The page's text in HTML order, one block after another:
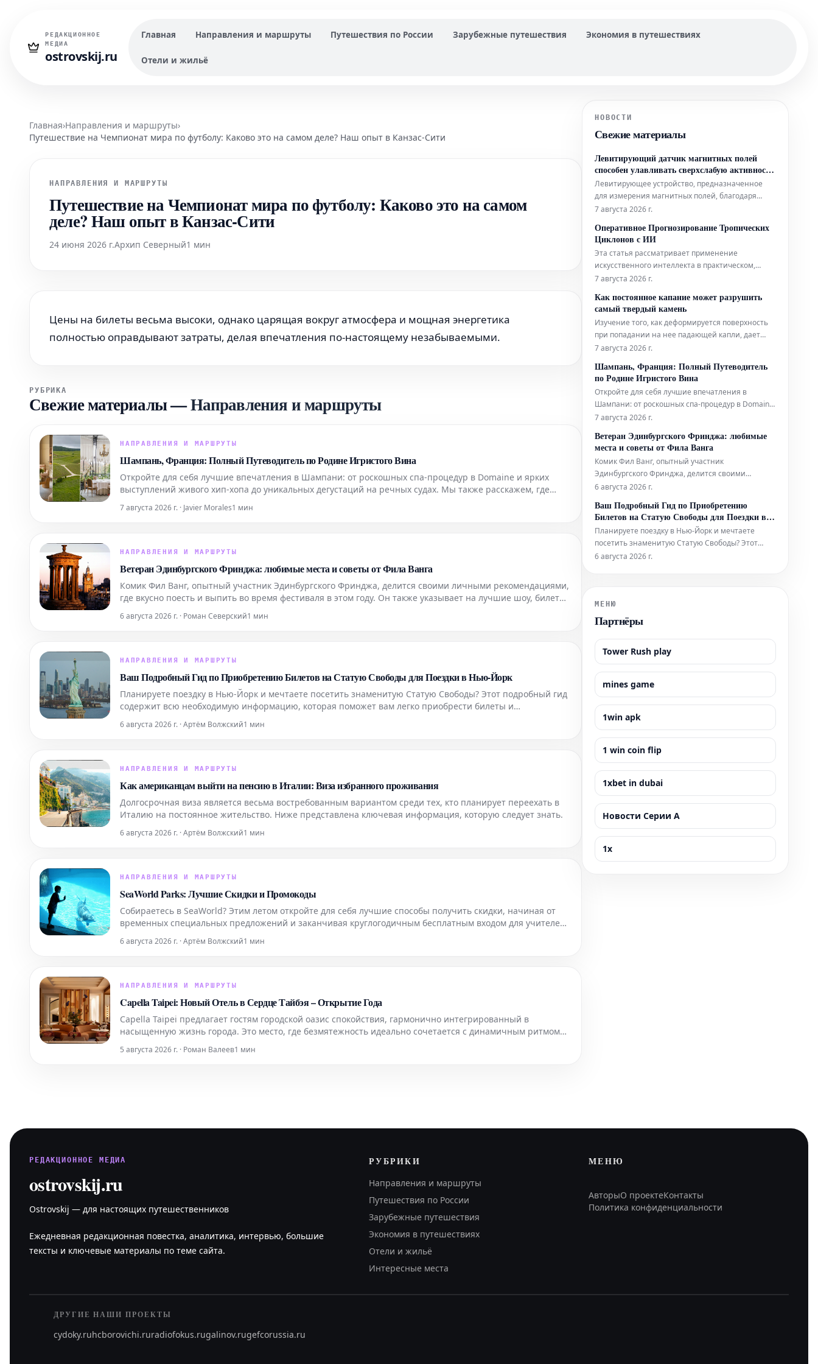
РЕДАКЦИОННОЕ
МЕДИА
ostrovskij.ru
Главная Направления и маршруты Путешествия по России Зарубежные путешествия Экономия в путешествиях
Отели и жильё
Главная›Направления и маршруты›
Путешествие на Чемпионат мира по футболу: Каково это на самом деле? Наш опыт в Канзас-Сити
НАПРАВЛЕНИЯ И МАРШРУТЫ
Путешествие на Чемпионат мира по футболу: Каково это на самом
деле? Наш опыт в Канзас-Сити
24 июня 2026 г.Архип Северный1 мин
Цены на билеты весьма высоки, однако царящая вокруг атмосфера и мощная энергетика
полностью оправдывают затраты, делая впечатления по-настоящему незабываемыми.
РУБРИКА
Свежие материалы—Направления и маршруты
НАПРАВЛЕНИЯ И МАРШРУТЫ
Шампань, Франция: Полный Путеводитель по Родине Игристого Вина
Откройте для себя лучшие впечатления в Шампани: от роскошных спа-процедур в Domaine и ярких
выступлений живого хип-хопа до уникальных дегустаций на речных судах. Мы также расскажем, где
7 августа 2026 г. · Javier Morales1 мин
НАПРАВЛЕНИЯ И МАРШРУТЫ
Ветеран Эдинбургского Фринджа: любимые места и советы от Фила Ванга
Комик Фил Ванг, опытный участник Эдинбургского Фринджа, делится своими личными рекомендациями,
где вкусно поесть и выпить во время фестиваля в этом году. Он также указывает на лучшие шоу, билеты
6 августа 2026 г. · Роман Северский1 мин
НАПРАВЛЕНИЯ И МАРШРУТЫ
Ваш Подробный Гид по Приобретению Билетов на Статую Свободы для Поездки в Нью-Йорк
Планируете поездку в Нью-Йорк и мечтаете посетить знаменитую Статую Свободы? Этот подробный гид
содержит всю необходимую информацию, которая поможет вам легко приобрести билеты и
Узнайте, как забронир
6 августа 2026 г. · Артём Волжский1 мин
НАПРАВЛЕНИЯ И МАРШРУТЫ
Как американцам выйти на пенсию в Италии: Виза избранного проживания
Долгосрочная виза является весьма востребованным вариантом среди тех, кто планирует переехать в
Италию на постоянное жительство. Ниже представлена ключевая информация, которую следует знать.
6 августа 2026 г. · Артём Волжский1 мин
НАПРАВЛЕНИЯ И МАРШРУТЫ
SeaWorld Parks: Лучшие Скидки и Промокоды
Собираетесь в SeaWorld? Этим летом откройте для себя лучшие способы получить скидки, начиная от
временных специальных предложений и заканчивая круглогодичным бесплатным входом для учителей
6 августа 2026 г. · Артём Волжский1 мин
НАПРАВЛЕНИЯ И МАРШРУТЫ
Capella Taipei: Новый Отель в Сердце Тайбэя – Открытие Года
Capella Taipei предлагает гостям городской оазис спокойствия, гармонично интегрированный в
насыщенную жизнь города. Это место, где безмятежность идеально сочетается с динамичным ритмом
5 августа 2026 г. · Роман Валеев1 мин
НОВОСТИ
Свежие материалы
Левитирующий датчик магнитных полей
способен улавливать сверхслабую активность
мозга
Левитирующее устройство, предназначенное
для измерения магнитных полей, благодаря
своей простой конструкции может составить
используемым в биофизических исследованиях.
Помимо этого, новый датчик открывает
интригующие перспективы для применения в
таких
7 августа 2026 г.
Оперативное Прогнозирование Тропических
Циклонов с ИИ
Эта статья рассматривает применение
искусственного интеллекта в практическом,
оперативном прогнозировании тропических
повышения точности и своевременности
прогнозов этих суровых погодных явлений.
7 августа 2026 г.
Как постоянное капание может разрушить
самый твердый камень
Изучение того, как деформируется поверхность
при попадании на нее падающей капли, дает
глубокое понимание эрозионной мощи воды.
7 августа 2026 г.
Шампань, Франция: Полный Путеводитель
по Родине Игристого Вина
Откройте для себя лучшие впечатления в
Шампани: от роскошных спа-процедур в Domaine
и ярких выступлений живого хип-хопа до
также расскажем, где вкусно поесть и комфортно
остановиться в этом легендарном регионе.
7 августа 2026 г.
Ветеран Эдинбургского Фринджа: любимые
места и советы от Фила Ванга
Комик Фил Ванг, опытный участник
Эдинбургского Фринджа, делится своими
личными рекомендациями, где вкусно поесть и
указывает на лучшие шоу, билеты на которые
еще можно забронировать.
6 августа 2026 г.
Ваш Подробный Гид по Приобретению
Билетов на Статую Свободы для Поездки в
Нью-Йорк
Планируете поездку в Нью-Йорк и мечтаете
посетить знаменитую Статую Свободы? Этот
подробный гид содержит всю необходимую
известной достопримечательности. Узнайте, как
забронир
6 августа 2026 г.
МЕНЮ
Партнёры
Tower Rush play
mines game
1win apk
1 win coin flip
1xbet in dubai
Новости Серии А
1x
РЕДАКЦИОННОЕ МЕДИА
ostrovskij.ru
Ostrovskij — для настоящих путешественников
Ежедневная редакционная повестка, аналитика, интервью, большие
тексты и ключевые материалы по теме сайта.
РУБРИКИ
Направления и маршруты
Путешествия по России
Зарубежные путешествия
Экономия в путешествиях
Отели и жильё
Интересные места
МЕНЮ
АвторыО проектеКонтакты
Политика конфиденциальности
ДРУГИЕ НАШИ ПРОЕКТЫ
cydoky.ruhcborovichi.ruradiofokus.rugalinov.rugefcorussia.ru